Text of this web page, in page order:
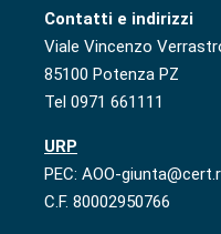
Contatti e indirizzi
Viale Vincenzo
85100 Potenza PZ
Tel 0971 661111
URP
PEC: AOO-
C.F. 80002950766